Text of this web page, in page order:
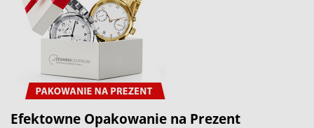
Efektowne Opakowanie na Prezent